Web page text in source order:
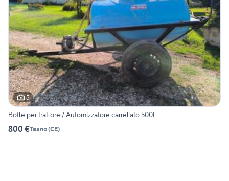
5
Botte per trattore / Automizzatore carrellato 500L
800 €Teano(CE)